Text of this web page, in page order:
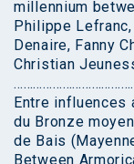
millennium
Philippe
Denaire, Fanny
Christian
Entre influences
du Bronze
de Bais
Between